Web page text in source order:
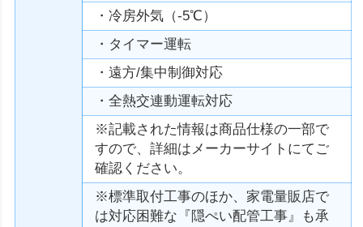
・冷房外気（-5℃）
・タイマー運転
・遠方/集中制御対応
・全熱交連動運転対応
※記載された情報は商品仕様の一部で
すので、詳細はメーカーサイトにてご
確認ください。
※標準取付工事のほか、家電量販店で
は対応困難な『隠ぺい配管工事』も承